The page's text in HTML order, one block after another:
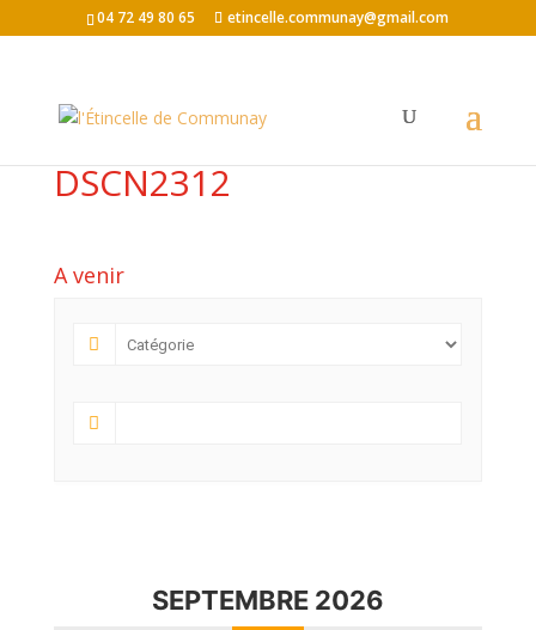
04 72 49 80 65 etincelle.communay@gmail.com
DSCN2312
A venir
SEPTEMBRE 2026